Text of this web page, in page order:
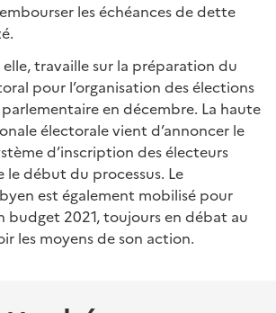
les échéances de dette
travaille sur la préparation du
pour l’organisation des élections
en décembre. La haute
électorale vient d’annoncer le
d’inscription des électeurs
le début du processus. Le
est également mobilisé pour
budget 2021, toujours en débat au
les moyens de son action.